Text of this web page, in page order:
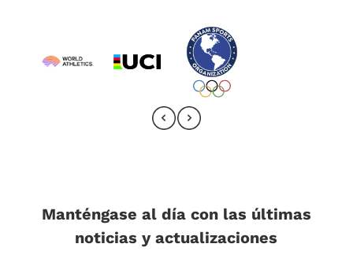
Manténgase al día con las últimas
noticias y actualizaciones